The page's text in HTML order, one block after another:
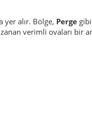
yer alır. Bölge, Perge
verimli ovaları bir